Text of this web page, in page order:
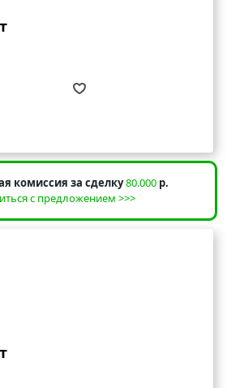
комиссия за сделку80.000 р.
с предложением >>>